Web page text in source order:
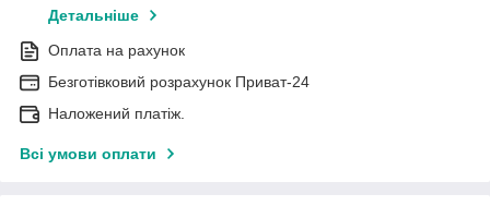
Детальніше
Оплата на рахунок
Безготівковий розрахунок Приват-24
Наложений платіж.
Всі умови оплати